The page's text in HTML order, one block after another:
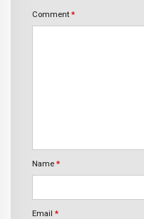
Comment *
Name *
Email *